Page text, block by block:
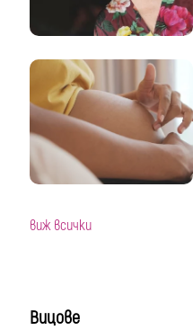
виж всички
Вицове